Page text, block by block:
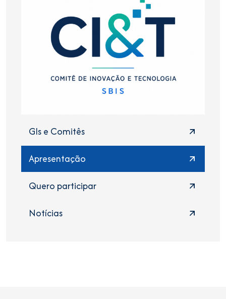
GIs e Comitês
Apresentação
Quero participar
Notícias